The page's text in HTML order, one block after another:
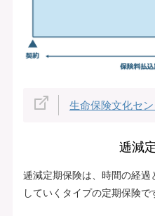
生命保険文化セン
逓減
逓減定期保険は、時間の経
していくタイプの定期保険で